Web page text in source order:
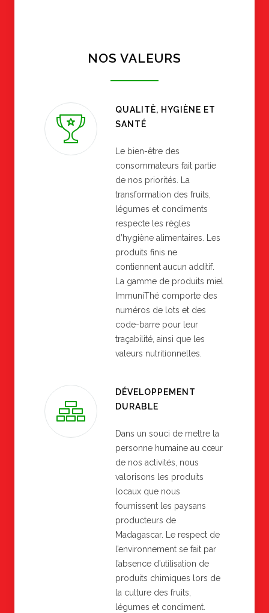
NOS VALEURS
QUALITÈ, HYGIÈNE ET
SANTÉ
Le bien-être des
consommateurs fait partie
de nos priorités. La
transformation des fruits,
légumes et condiments
respecte les règles
d’hygiène alimentaires. Les
produits finis ne
contiennent aucun additif.
La gamme de produits miel
ImmuniThé comporte des
numéros de lots et des
code-barre pour leur
traçabilité, ainsi que les
valeurs nutritionnelles.
DÉVELOPPEMENT
DURABLE
Dans un souci de mettre la
personne humaine au cœur
de nos activités, nous
valorisons les produits
locaux que nous
fournissent les paysans
producteurs de
Madagascar. Le respect de
l’environnement se fait par
l’absence d’utilisation de
produits chimiques lors de
la culture des fruits,
légumes et condiment.